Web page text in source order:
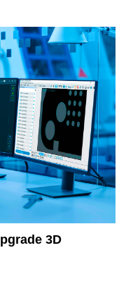
đến đâu, độ chính
đo CMM và cách
3D